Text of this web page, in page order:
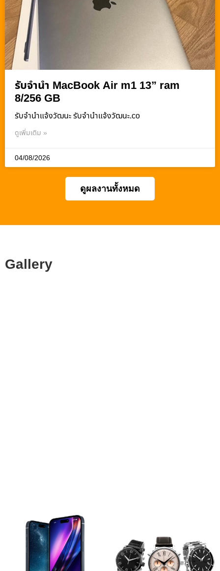
รับจำนำ MacBook Air m1 13” ram
8/256 GB
รับจํานําแจ้งวัฒนะ รับจํานําแจ้งวัฒนะ.co
ดูเพิ่มเติม »
04/08/2026
ดูผลงานทั้งหมด
Gallery